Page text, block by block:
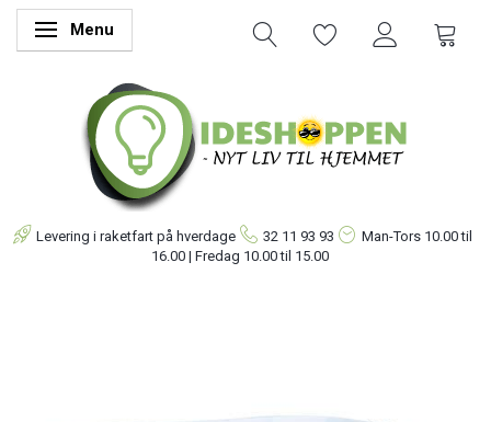
Skifte navigation
Menu
Levering i raketfart på hverdage 32 11 93 93 Man-Tors 10.00 til
16.00 | Fredag 10.00 til 15.00